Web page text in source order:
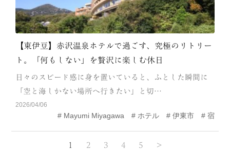
【東伊豆】赤沢温泉ホテルで過ごす、究極のリトリー
ト。「何もしない」を贅沢に楽しむ休日
日々のスピード感に身を置いていると、ふとした瞬間に
「空と海しかない場所へ行きたい」と切…
2026/04/06
Mayumi Miyagawa ホテル 伊東市 宿
1 2 3 4 5 >